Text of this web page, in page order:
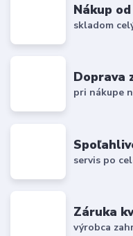
Nákup
skladom
Doprava
pri nákupe
servis po
Záruka
výrobca